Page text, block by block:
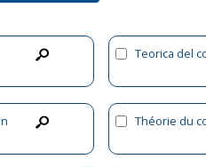
Teorica del
Théorie du